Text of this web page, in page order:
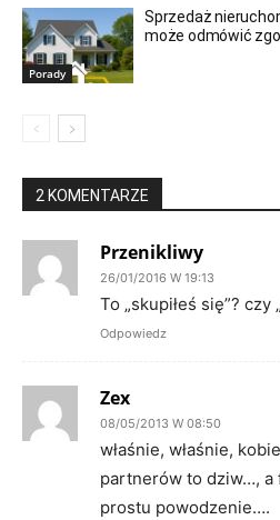
Porady
Sprzedaż
może odmówić
2 KOMENTARZE
Przenikliwy
26/01/2016 W 19:13
To „skupiłeś się”? czy
Odpowiedz
Zex
08/05/2013 W 08:50
właśnie, właśnie,
partnerów to dziw…, a
prostu powodzenie….